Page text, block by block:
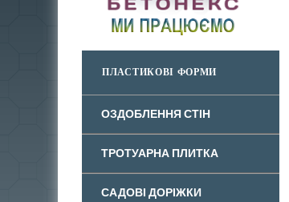
ПЛАСТИКОВІ ФОРМИ
ОЗДОБЛЕННЯ СТІН
ТРОТУАРНА ПЛИТКА
САДОВІ ДОРІЖКИ